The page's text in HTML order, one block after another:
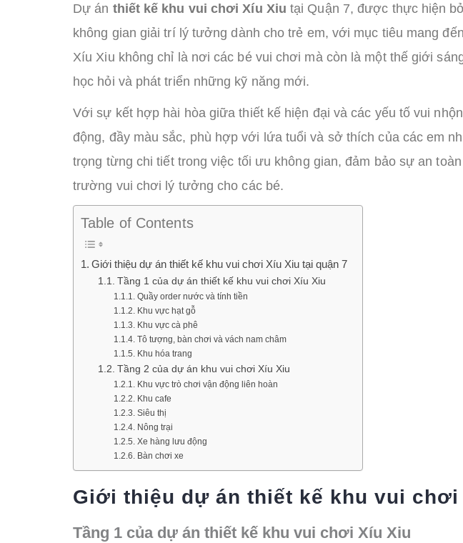
Dự án thiết kế khu vui chơi Xíu Xiu tại Quận 7, được thực hiện
không gian giải trí lý tưởng dành cho trẻ em, với mục tiêu mang
Xíu Xiu không chỉ là nơi các bé vui chơi mà còn là một thế giới
học hỏi và phát triển những kỹ năng mới.
Với sự kết hợp hài hòa giữa thiết kế hiện đại và các yếu tố vui
động, đầy màu sắc, phù hợp với lứa tuổi và sở thích của các em
trọng từng chi tiết trong việc tối ưu không gian, đảm bảo sự an
trường vui chơi lý tưởng cho các bé.
Table of Contents
Giới thiệu dự án thiết kế khu vui chơi Xíu Xiu tại quận 7
Tầng 1 của dự án thiết kế khu vui chơi Xíu Xiu
Quầy order nước và tính tiền
Khu vực hạt gỗ
Khu vực cà phê
Tô tượng, bàn chơi và vách nam châm
Khu hóa trang
Tầng 2 của dự án khu vui chơi Xíu Xiu
Khu vực trò chơi vận động liên hoàn
Khu cafe
Siêu thị
Nông trại
Xe hàng lưu động
Bàn chơi xe
Giới thiệu dự án thiết kế khu vui chơi
Tầng 1 của dự án thiết kế khu vui chơi Xíu Xiu